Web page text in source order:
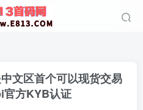
文区首个可以现货交易
官方KYB认证